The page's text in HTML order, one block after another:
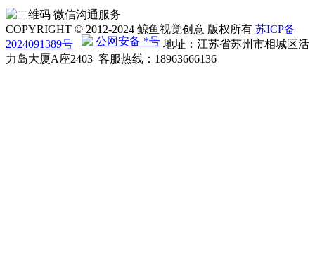
微信沟通服务
COPYRIGHT © 2012-2024 鲸鱼视觉创意 版权所有 苏ICP备
2024091389号
公网安备 *号 地址：江苏省苏州市相城区活
力岛大厦A座2403 客服热线：18963666136